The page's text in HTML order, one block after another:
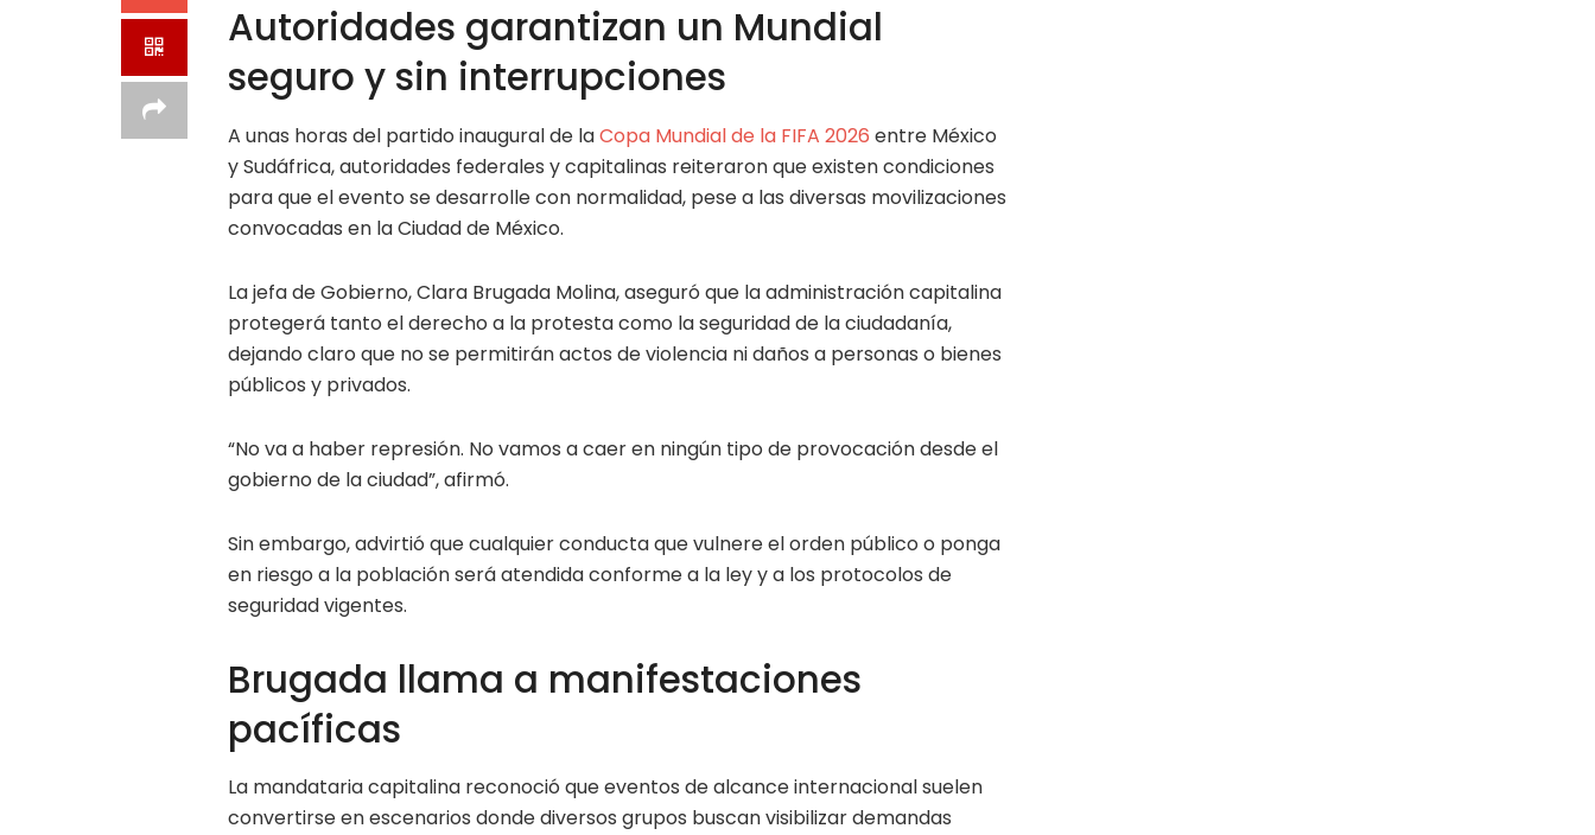
Autoridades garantizan un Mundial
seguro y sin interrupciones
A unas horas del partido inaugural de laCopa Mundial de la FIFA 2026 entre México
y Sudáfrica, autoridades federales y capitalinas reiteraron que existen condiciones
para que el evento se desarrolle con normalidad, pese a las diversas movilizaciones
convocadas en la Ciudad de México.
La jefa de Gobierno, Clara Brugada Molina, aseguró que la administración capitalina
protegerá tanto el derecho a la protesta como la seguridad de la ciudadanía,
dejando claro que no se permitirán actos de violencia ni daños a personas o bienes
públicos y privados.
“No va a haber represión. No vamos a caer en ningún tipo de provocación desde el
gobierno de la ciudad”, afirmó.
Sin embargo, advirtió que cualquier conducta que vulnere el orden público o ponga
en riesgo a la población será atendida conforme a la ley y a los protocolos de
seguridad vigentes.
Brugada llama a manifestaciones
pacíficas
La mandataria capitalina reconoció que eventos de alcance internacional suelen
convertirse en escenarios donde diversos grupos buscan visibilizar demandas